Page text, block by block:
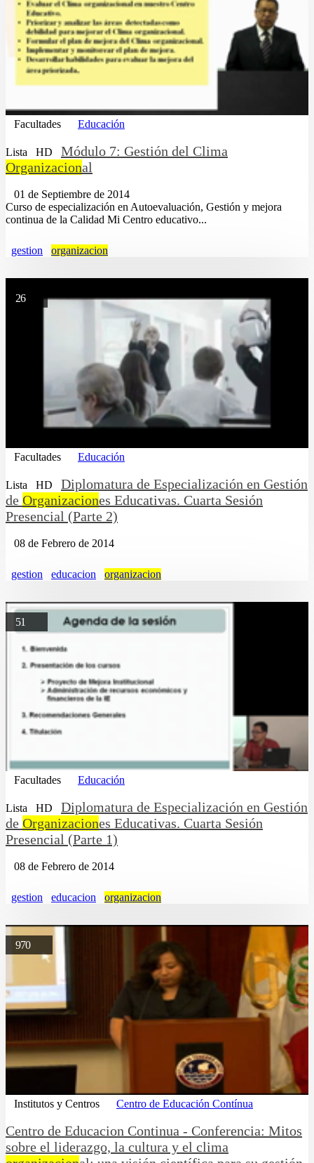
Facultades Educación
Lista HD
Módulo 7: Gestión del Clima
Organizacional
01 de Septiembre de 2014
Curso de especialización en Autoevaluación, Gestión y mejora
continua de la Calidad Mi Centro educativo...
gestion organizacion
26
Facultades Educación
Lista HD
Diplomatura de Especialización en Gestión
de Organizaciones Educativas. Cuarta Sesión
Presencial (Parte 2)
08 de Febrero de 2014
gestion educacion organizacion
51
Facultades Educación
Lista HD
Diplomatura de Especialización en Gestión
de Organizaciones Educativas. Cuarta Sesión
Presencial (Parte 1)
08 de Febrero de 2014
gestion educacion organizacion
970
Institutos y Centros Centro de Educación Contínua
Centro de Educacion Continua - Conferencia: Mitos
sobre el liderazgo, la cultura y el clima